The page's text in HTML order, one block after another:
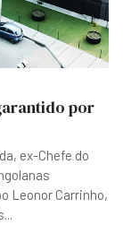
por
ex-Chefe do
Leonor Carrinho,